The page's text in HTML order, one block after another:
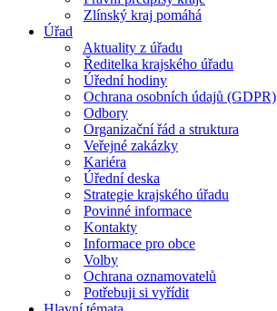
Zlínský kraj pomáhá
Úřad
Aktuality z úřadu
Ředitelka krajského úřadu
Úřední hodiny
Ochrana osobních údajů (GDPR)
Odbory
Organizační řád a struktura
Veřejné zakázky
Kariéra
Úřední deska
Strategie krajského úřadu
Povinné informace
Kontakty
Informace pro obce
Volby
Ochrana oznamovatelů
Potřebuji si vyřídit